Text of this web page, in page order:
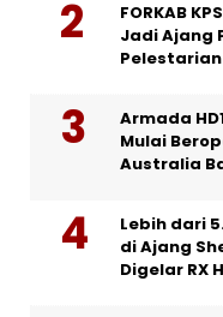
FORKAB
Jadi Ajang
Armada
Mulai
Australia
Lebih dari
di Ajang
Digelar RX